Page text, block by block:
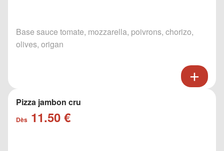
Base sauce tomate, mozzarella, poivrons, chorizo,
olives, origan
Pizza jambon cru
Dès 11.50 €